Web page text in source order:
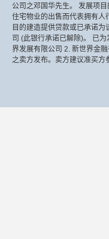
公司之邓国华先生。 发展项
住宅物业的出售而代表拥有人
目的建造提供贷款或已承诺
司 (此银行承诺已解除)。 已
界发展有限公司 2. 新世界金
之卖方发布。卖方建议准买方